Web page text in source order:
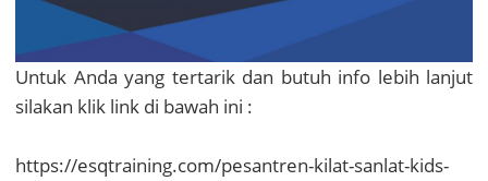
Untuk Anda yang tertarik dan butuh info lebih lanjut
silakan klik link di bawah ini :
https://esqtraining.com/pesantren-kilat-sanlat-kids-